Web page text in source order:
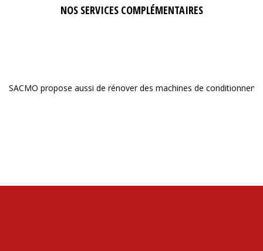
NOS SERVICES COMPLÉMENTAIRES
SACMO propose aussi de rénover des machines de